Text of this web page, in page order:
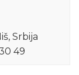
Srbija
49